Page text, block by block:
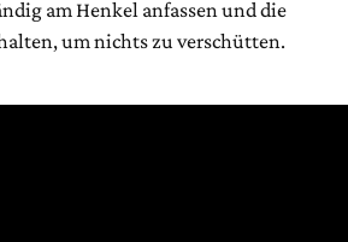
am Henkel anfassen und die
um nichts zu verschütten.